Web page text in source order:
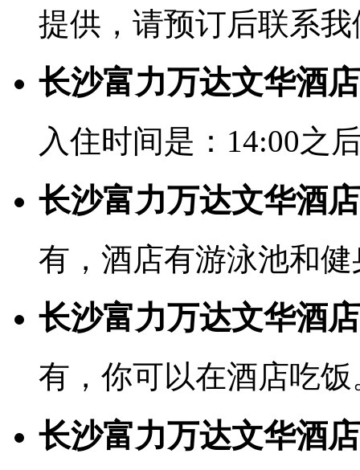
提供，请预订后联系
长沙富力万达文华酒
入住时间是：14:00之
长沙富力万达文华酒
有，酒店有游泳池和
长沙富力万达文华酒
有，你可以在酒店吃饭
长沙富力万达文华酒